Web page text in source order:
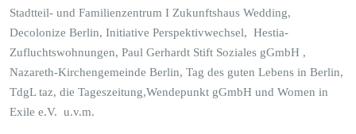
Stadtteil- und Familienzentrum I Zukunftshaus Wedding,
Decolonize Berlin, Initiative Perspektivwechsel, Hestia-
Zufluchtswohnungen, Paul Gerhardt Stift Soziales gGmbH ,
Nazareth-Kirchengemeinde Berlin, Tag des guten Lebens in Berlin,
TdgL taz, die Tageszeitung,Wendepunkt gGmbH und Women in
Exile e.V. u.v.m.